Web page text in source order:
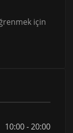
için
10:00 - 20:00